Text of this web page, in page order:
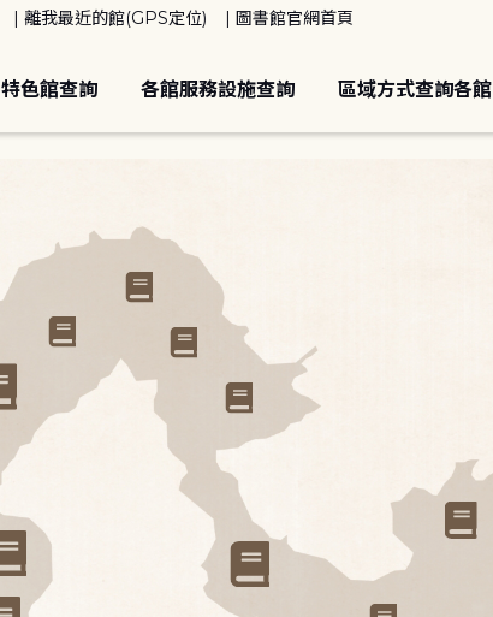
離我最近的館(GPS定位) 圖書館官網首頁
特色館查詢 各館服務設施查詢 區域方式查詢各館